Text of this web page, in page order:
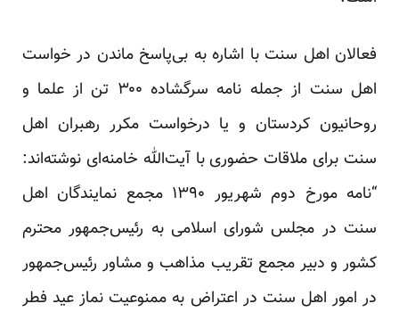
فعالان اهل سنت با اشاره به بی‌پاسخ ماندن در خواست
اهل سنت از جمله نامه سرگشاده ۳۰۰ تن از علما و
روحانیون کردستان و یا درخواست مکرر رهبران اهل
سنت برای ملاقات حضوری با آیت‌الله خامنه‌ای نوشته‌اند:
“نامه مورخ دوم شهریور ۱۳۹۰ مجمع نمایندگان اهل
سنت در مجلس شورای اسلامی به رئیس‌جمهور محترم
کشور و دبیر مجمع تقریب مذاهب و مشاور رئیس‌جمهور
در امور اهل سنت در اعتراض به ممنوعیت نماز عید فطر